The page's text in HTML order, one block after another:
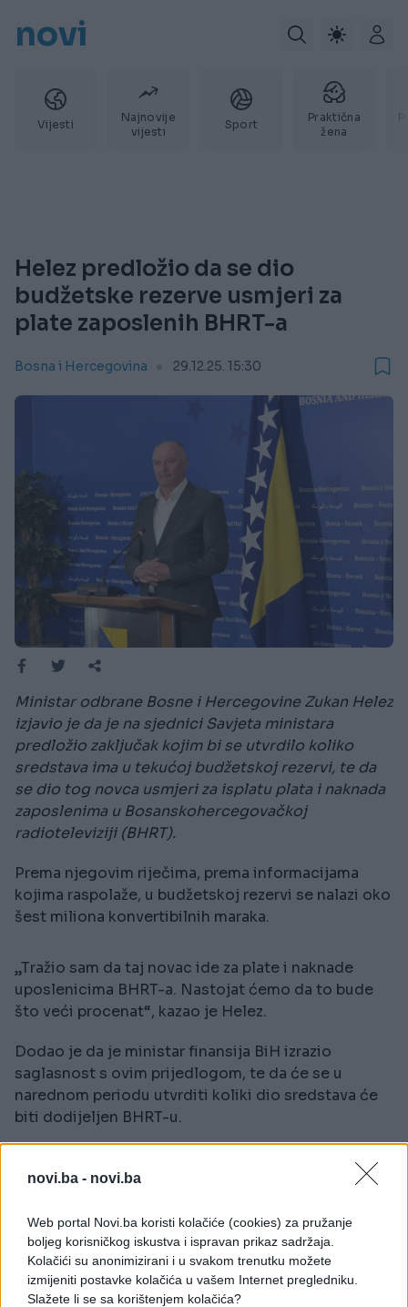
novi.ba - novi.ba
Web portal Novi.ba koristi kolačiće (cookies) za pružanje
boljeg korisničkog iskustva i ispravan prikaz sadržaja.
Kolačići su anonimizirani i u svakom trenutku možete
izmijeniti postavke kolačića u vašem Internet pregledniku.
Slažete li se sa korištenjem kolačića?
novi
Vijesti
Najnovije
vijesti
Sport
Praktična
žena
Helez predložio da se dio
budžetske rezerve usmjeri za
plate zaposlenih BHRT-a
Bosna i Hercegovina 29.12.25. 15:30
Ministar odbrane Bosne i Hercegovine Zukan Helez
izjavio je da je na sjednici Savjeta ministara
predložio zaključak kojim bi se utvrdilo koliko
sredstava ima u tekućoj budžetskoj rezervi, te da
se dio tog novca usmjeri za isplatu plata i naknada
zaposlenima u Bosanskohercegovačkoj
radioteleviziji (BHRT).
Prema njegovim riječima, prema informacijama
kojima raspolaže, u budžetskoj rezervi se nalazi oko
šest miliona konvertibilnih maraka.
„Tražio sam da taj novac ide za plate i naknade
uposlenicima BHRT-a. Nastojat ćemo da to bude
što veći procenat“, kazao je Helez.
Dodao je da je ministar finansija BiH izrazio
saglasnost s ovim prijedlogom, te da će se u
narednom periodu utvrditi koliki dio sredstava će
biti dodijeljen BHRT-u.
„Vidjet ćemo koliki će procenat od tih šest miliona
zapasti BHRT-u. To ćemo riješiti putem telefonske
BHRT se već duže vrijeme suočava s ozbiljnim
finansijskim problemima koji ugrožavaju redovno
funkcionisanje ove javne medijske kuće,